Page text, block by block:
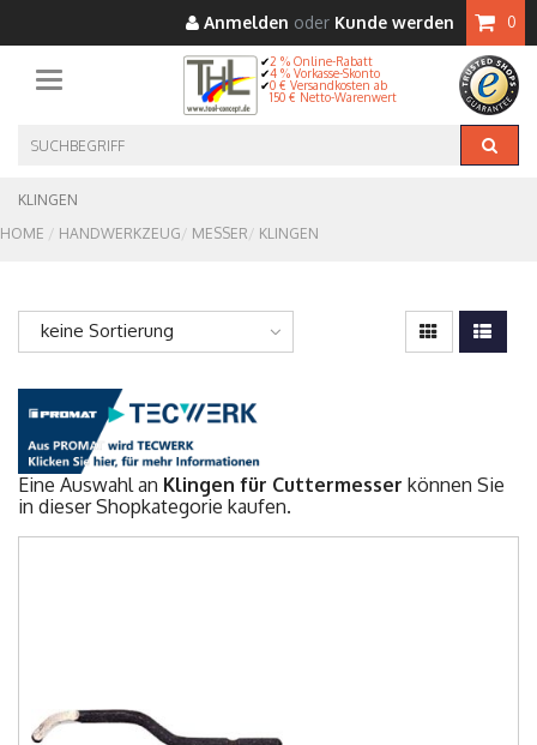
Anmelden oder Kunde werden 0
Toggle navigation
2 % Online-Rabatt
4 % Vorkasse-Skonto
0 € Versandkosten ab
150 € Netto-Warenwert
KLINGEN
HOME
HANDWERKZEUG MESSER KLINGEN
keine Sortierung
Eine Auswahl an Klingen für Cuttermesser können Sie
in dieser Shopkategorie kaufen.